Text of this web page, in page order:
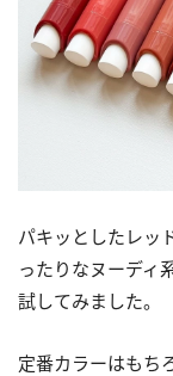
パキッとしたレッ
ったりなヌーディ
試してみました。
定番カラーはもち